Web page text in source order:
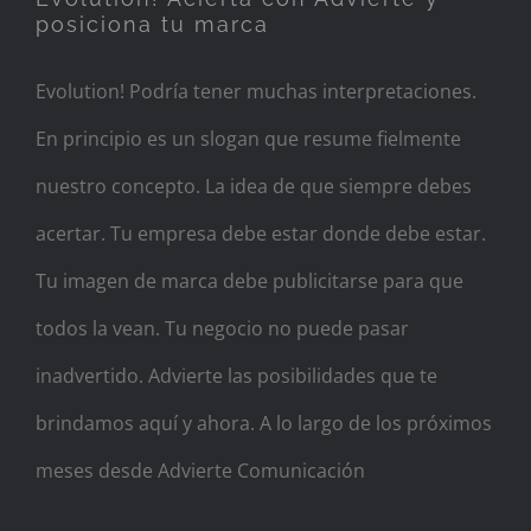
posiciona tu marca
Evolution! Podría tener muchas interpretaciones.
En principio es un slogan que resume fielmente
nuestro concepto. La idea de que siempre debes
acertar. Tu empresa debe estar donde debe estar.
Tu imagen de marca debe publicitarse para que
todos la vean. Tu negocio no puede pasar
inadvertido. Advierte las posibilidades que te
brindamos aquí y ahora. A lo largo de los próximos
meses desde Advierte Comunicación